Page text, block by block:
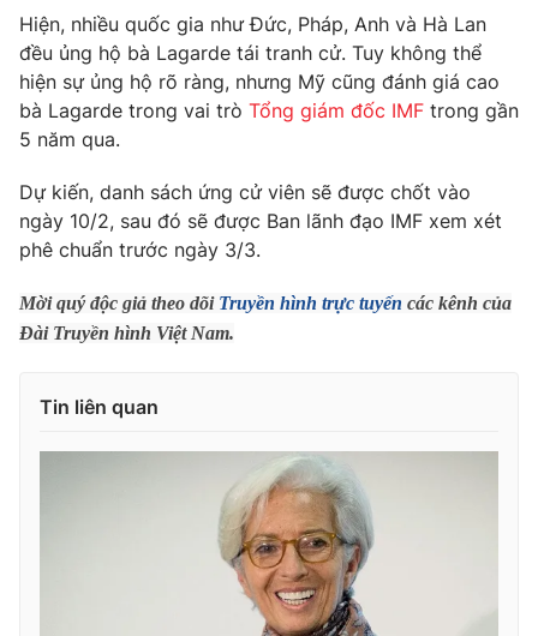
Phim VTV
Hậu trường
Nhân vật
Khán giả
Giải sao mai
Giải trí
Điện ảnh
Âm nhạc
Sao
Đời sống
Du lịch
Làm đẹp
Chất lượng cuộc sống
Tuyển sinh
Công nghệ
Hitech Công nghệ tương lai
Sản phẩm
Giao lưu trực tuyến
Podcast
Infographic
Hiện, nhiều quốc gia như Đức, Pháp, Anh và Hà Lan
đều ủng hộ bà Lagarde tái tranh cử. Tuy không thể
hiện sự ủng hộ rõ ràng, nhưng Mỹ cũng đánh giá cao
bà Lagarde trong vai trò Tổng giám đốc IMF trong gần
5 năm qua.
Dự kiến, danh sách ứng cử viên sẽ được chốt vào
ngày 10/2, sau đó sẽ được Ban lãnh đạo IMF xem xét
phê chuẩn trước ngày 3/3.
Mời quý độc giả theo dõi Truyền hình trực tuyến các kênh của
Đài Truyền hình Việt Nam.
Tin liên quan